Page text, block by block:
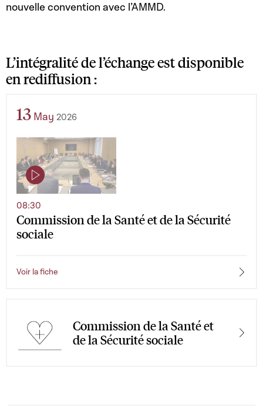
nouvelle convention avec l’AMMD.
L’intégralité de l’échange est disponible
en rediffusion :
13 May 2026
Commission de la Santé et de la Sécurité
sociale
08:30
Voir la fiche
Commission de la Santé et
de la Sécurité sociale